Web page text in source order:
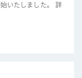
いたしました。 詳